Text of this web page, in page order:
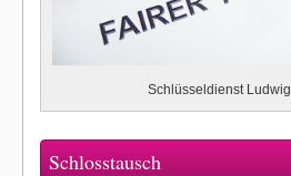
Schlüsseldienst Ludwig
Schlosstausch